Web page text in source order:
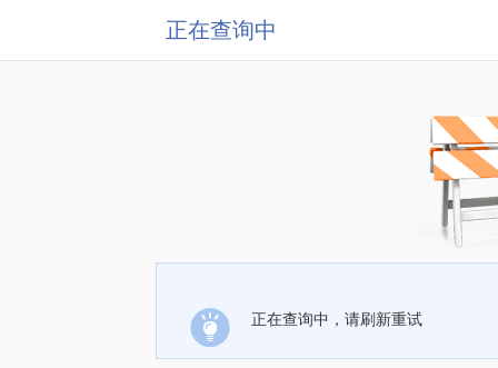
正在查询中
正在查询中，请刷新重试